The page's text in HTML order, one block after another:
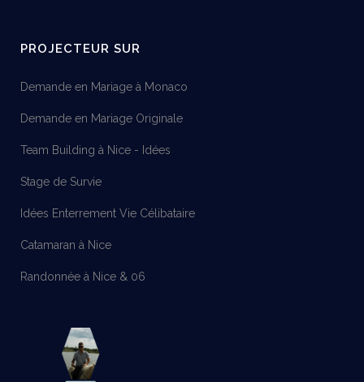
PROJECTEUR SUR
Demande en Mariage à Monaco
Demande en Mariage Originale
Team Building à Nice - Idées
Stage de Survie
Idées Enterrement Vie Célibataire
Catamaran à Nice
Randonnée à Nice & 06